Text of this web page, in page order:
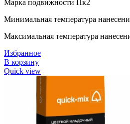
Марка подвижности Пк2
Минимальная температура
Максимальная температура
Избранное
В корзину
Quick view